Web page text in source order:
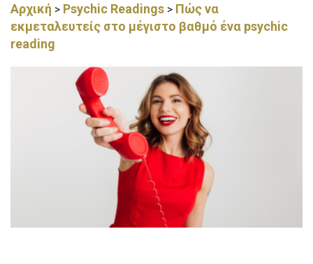
Αρχική > Psychic Readings > Πώς να
εκμεταλευτείς στο μέγιστο βαθμό ένα psychic
reading